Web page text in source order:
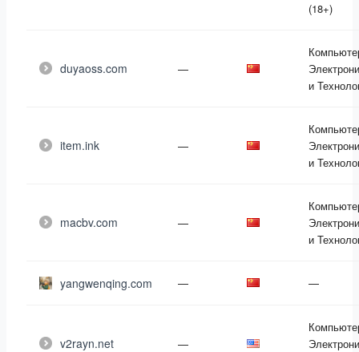
(18+)
duyaoss.com —
и
item.ink —
и
macbv.com —
и
yangwenqing.com — —
v2rayn.net —